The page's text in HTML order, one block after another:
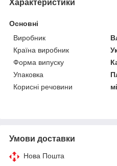
Характеристики
Основні
Виробник
Країна виробник
Форма випуску
Упаковка
Корисні речовини
Умови доставки
Нова Пошта